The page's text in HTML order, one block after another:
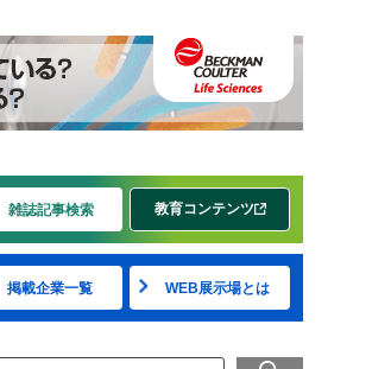
雑誌記事検索 教育コンテンツ
掲載企業一覧 WEB展示場とは